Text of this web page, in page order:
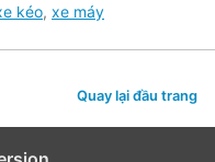
kéo, xe máy
Quay lại đầu trang